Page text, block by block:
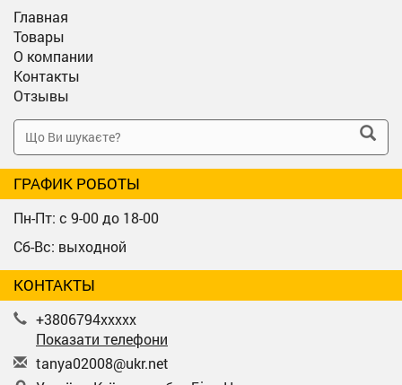
Главная
Товары
О компании
Контакты
Отзывы
ГРАФИК РОБОТЫ
Пн-Пт: с 9-00 до 18-00
Сб-Вс: выходной
КОНТАКТЫ
+3806794xxxxx
Показати телефони
tanya02008@ukr.net